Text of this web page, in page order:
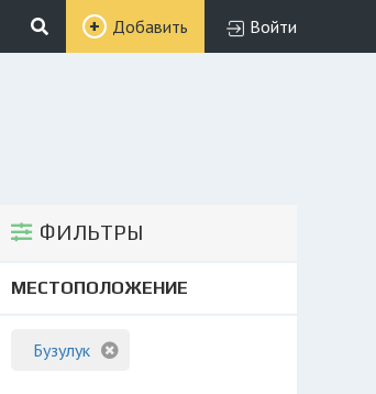
Добавить Войти
ФИЛЬТРЫ
МЕСТОПОЛОЖЕНИЕ
Бузулук